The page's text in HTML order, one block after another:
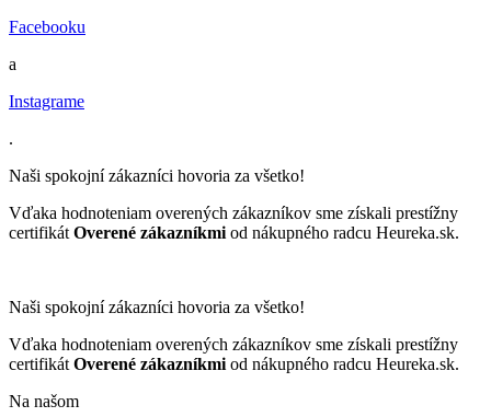
Facebooku
a
Instagrame
.
Naši spokojní zákazníci hovoria za všetko!
Vďaka hodnoteniam overených zákazníkov sme získali prestížny
certifikát Overené zákazníkmi od nákupného radcu Heureka.sk.
Naši spokojní zákazníci hovoria za všetko!
Vďaka hodnoteniam overených zákazníkov sme získali prestížny
certifikát Overené zákazníkmi od nákupného radcu Heureka.sk.
Na našom